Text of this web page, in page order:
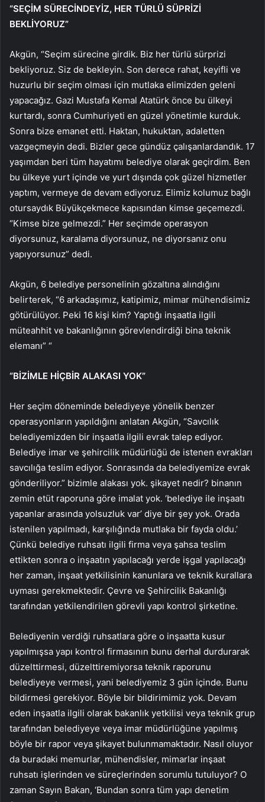
“SEÇİM SÜRECİNDEYİZ, HER TÜRLÜ SÜPRİZİ
BEKLİYORUZ”
Akgün, “Seçim sürecine girdik. Biz her türlü sürprizi
bekliyoruz. Siz de bekleyin. Son derece rahat, keyifli ve
huzurlu bir seçim olması için mutlaka elimizden geleni
yapacağız. Gazi Mustafa Kemal Atatürk önce bu ülkeyi
kurtardı, sonra Cumhuriyeti en güzel yönetimle kurduk.
Sonra bize emanet etti. Haktan, hukuktan, adaletten
vazgeçmeyin dedi. Bizler gece gündüz çalışanlardandık. 17
yaşımdan beri tüm hayatımı belediye olarak geçirdim. Ben
bu ülkeye yurt içinde ve yurt dışında çok güzel hizmetler
yaptım, vermeye de devam ediyoruz. Elimiz kolumuz bağlı
otursaydık Büyükçekmece kapısından kimse geçemezdi.
“Kimse bize gelmezdi.” Her seçimde operasyon
diyorsunuz, karalama diyorsunuz, ne diyorsanız onu
yapıyorsunuz” dedi.
Akgün, 6 belediye personelinin gözaltına alındığını
belirterek, “6 arkadaşımız, katipimiz, mimar mühendisimiz
götürülüyor. Peki 16 kişi kim? Yaptığı inşaatla ilgili
müteahhit ve bakanlığının görevlendirdiği bina teknik
elemanı” “
“BİZİMLE HİÇBİR ALAKASI YOK”
Her seçim döneminde belediyeye yönelik benzer
operasyonların yapıldığını anlatan Akgün, “Savcılık
belediyemizden bir inşaatla ilgili evrak talep ediyor.
Belediye imar ve şehircilik müdürlüğü de istenen evrakları
savcılığa teslim ediyor. Sonrasında da belediyemize evrak
gönderiliyor.” bizimle alakası yok. şikayet nedir? binanın
zemin etüt raporuna göre imalat yok. ‘belediye ile inşaatı
yapanlar arasında yolsuzluk var’ diye bir şey yok. Orada
istenilen yapılmadı, karşılığında mutlaka bir fayda oldu.’
Çünkü belediye ruhsatı ilgili firma veya şahsa teslim
ettikten sonra o inşaatın yapılacağı yerde işgal yapılacağı
her zaman, inşaat yetkilisinin kanunlara ve teknik kurallara
uyması gerekmektedir. Çevre ve Şehircilik Bakanlığı
tarafından yetkilendirilen görevli yapı kontrol şirketine.
Belediyenin verdiği ruhsatlara göre o inşaatta kusur
yapılmışsa yapı kontrol firmasının bunu derhal durdurarak
düzelttirmesi, düzelttiremiyorsa teknik raporunu
belediyeye vermesi, yani belediyemiz 3 gün içinde. Bunu
bildirmesi gerekiyor. Böyle bir bildirimimiz yok. Devam
eden inşaatla ilgili olarak bakanlık yetkilisi veya teknik grup
tarafından belediyeye veya imar müdürlüğüne yapılmış
böyle bir rapor veya şikayet bulunmamaktadır. Nasıl oluyor
da buradaki memurlar, mühendisler, mimarlar inşaat
ruhsatı işlerinden ve süreçlerinden sorumlu tutuluyor? O
zaman Sayın Bakan, ‘Bundan sonra tüm yapı denetim